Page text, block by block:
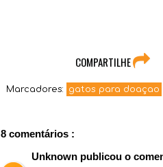
COMPARTILHE
Marcadores: gatos para doaçao
8 comentários :
Unknown publicou o